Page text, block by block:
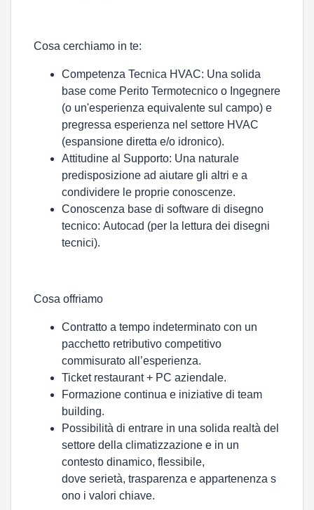
Cosa cerchiamo in te:
Competenza Tecnica HVAC: Una solida
base come Perito Termotecnico o Ingegnere
(o un'esperienza equivalente sul campo) e
pregressa esperienza nel settore HVAC
(espansione diretta e/o idronico).
Attitudine al Supporto: Una naturale
predisposizione ad aiutare gli altri e a
condividere le proprie conoscenze.
Conoscenza base di software di disegno
tecnico: Autocad (per la lettura dei disegni
tecnici).
Cosa offriamo
Contratto a tempo indeterminato con un
pacchetto retributivo competitivo
commisurato all’esperienza.
Ticket restaurant + PC aziendale.
Formazione continua e iniziative di team
building.
Possibilità di entrare in una solida realtà del
settore della climatizzazione e in un
contesto dinamico, flessibile,
dove serietà, trasparenza e appartenenza s
ono i valori chiave.